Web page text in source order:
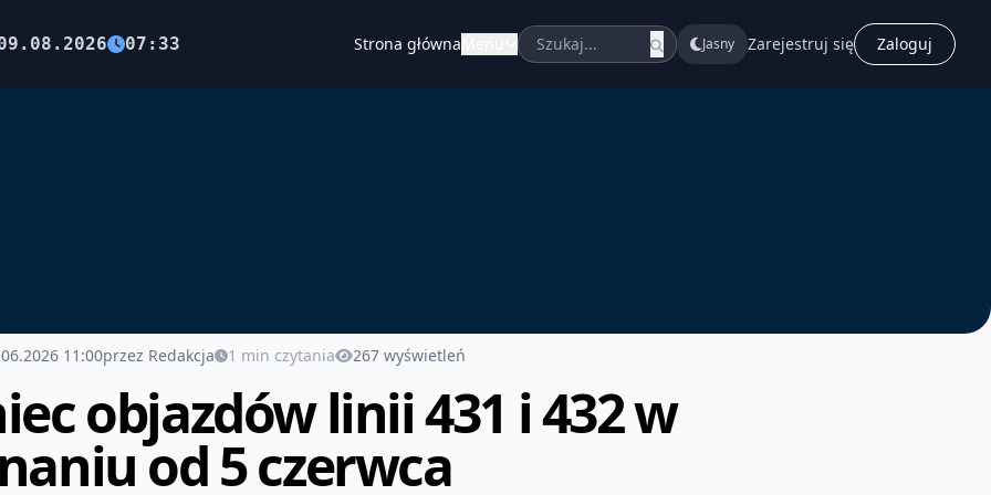
07:33 Strona główna Jasny Zarejestruj się Zaloguj
11:00przez Redakcja 1 min czytania 267 wyświetleń
objazdów linii 431 i 432 w
od 5 czerwca